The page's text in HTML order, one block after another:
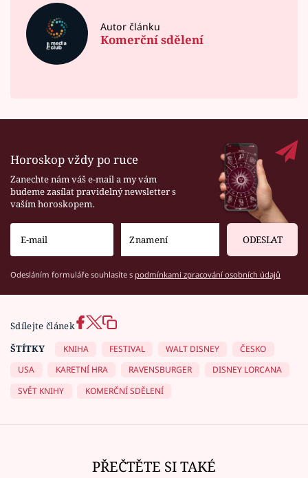
Autor článku
Komerční sdělení
Horoskop vždy po ruce
Zanechte nám váš e-mail a my vám
budeme zasílat pravidelný newsletter s
vaším horoskopem.
ODESLAT
Odesláním formuláře souhlasíte s podmínkami zpracování osobních údajů
Sdílejte článek
ŠTÍTKY
KNIHA FESTIVAL WALT DISNEY
ČESKO
USA
KARETNÍ HRA RAVENSBURGER
DISNEY LORCANA
SVĚT KNIHY
KOMERČNÍ SDĚLENÍ
PŘEČTĚTE SI TAKÉ